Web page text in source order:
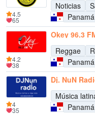
Noticias
Panamá
4.5
65
Okey 96.3
Reggae
Panamá
4.2
38
Dj. NuN
Música
Panamá
4
35